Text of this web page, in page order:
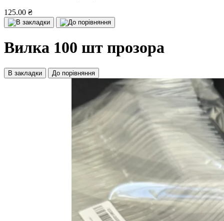
125.00 ₴
Вилка 100 шт прозора
В закладки До порівняння